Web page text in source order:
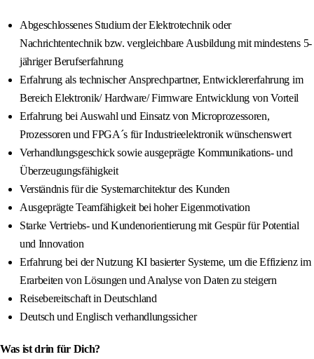
Abgeschlossenes Studium der Elektrotechnik oder
Nachrichtentechnik bzw. vergleichbare Ausbildung mit mindestens 5-
jähriger Berufserfahrung
Erfahrung als technischer Ansprechpartner, Entwicklererfahrung im
Bereich Elektronik/ Hardware/ Firmware Entwicklung von Vorteil
Erfahrung bei Auswahl und Einsatz von Microprozessoren,
Prozessoren und FPGA´s für Industrieelektronik wünschenswert
Verhandlungsgeschick sowie ausgeprägte Kommunikations- und
Überzeugungsfähigkeit
Verständnis für die Systemarchitektur des Kunden
Ausgeprägte Teamfähigkeit bei hoher Eigenmotivation
Starke Vertriebs- und Kundenorientierung mit Gespür für Potential
und Innovation
Erfahrung bei der Nutzung KI basierter Systeme, um die Effizienz im
Erarbeiten von Lösungen und Analyse von Daten zu steigern
Reisebereitschaft in Deutschland
Deutsch und Englisch verhandlungssicher
Was ist drin für Dich?